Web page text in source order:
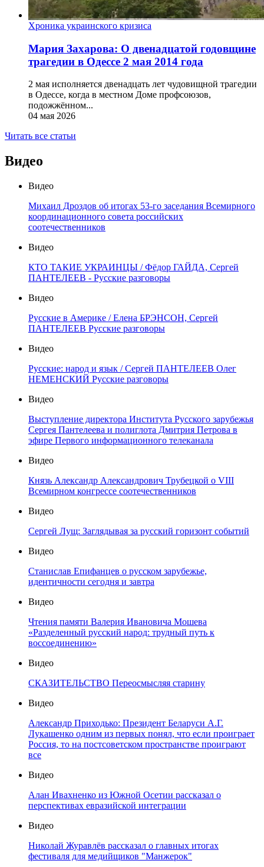
Хроника украинского кризиса
Мария Захарова: О двенадцатой годовщине
трагедии в Одессе 2 мая 2014 года
2 мая исполняется двенадцать лет чудовищной трагедии
в Одессе, когда в местном Доме профсоюзов,
подожжённом...
04 мая 2026
Читать все статьи
Видео
Видео
Михаил Дроздов об итогах 53-го заседания Всемирного
координационного совета российских
соотечественников
Видео
КТО ТАКИЕ УКРАИНЦЫ / Фёдор ГАЙДА, Сергей
ПАНТЕЛЕЕВ - Русские разговоры
Видео
Русские в Америке / Елена БРЭНСОН, Сергей
ПАНТЕЛЕЕВ Русские разговоры
Видео
Русские: народ и язык / Сергей ПАНТЕЛЕЕВ Олег
НЕМЕНСКИЙ Русские разговоры
Видео
Выступление директора Института Русского зарубежья
Сергея Пантелеева и полиглота Дмитрия Петрова в
эфире Первого информационного телеканала
Видео
Князь Александр Александрович Трубецкой о VIII
Всемирном конгрессе соотечественников
Видео
Сергей Лущ: Заглядывая за русский горизонт событий
Видео
Станислав Епифанцев о русском зарубежье,
идентичности сегодня и завтра
Видео
Чтения памяти Валерия Ивановича Мошева
«Разделенный русский народ: трудный путь к
воссоединению»
Видео
СКАЗИТЕЛЬСТВО Переосмысляя старину
Видео
Александр Приходько: Президент Беларуси А.Г.
Лукашенко одним из первых понял, что если проиграет
Россия, то на постсоветском пространстве проиграют
все
Видео
Алан Ивахненко из Южной Осетии рассказал о
перспективах евразийской интеграции
Видео
Николай Журавлёв рассказал о главных итогах
фестиваля для медийщиков "Манжерок"